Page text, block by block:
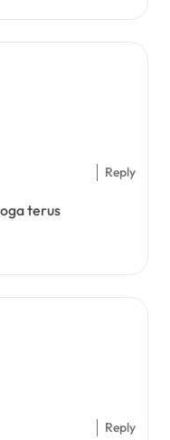
terus
Reply
Reply